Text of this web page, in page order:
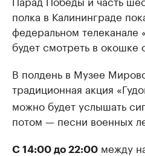
полка в Калининграде
федеральном телеканале
будет смотреть в окошке
В полдень в Музее
традиционная акция
можно будет услышать
потом — песни военных
С 14:00 до 22:00 между